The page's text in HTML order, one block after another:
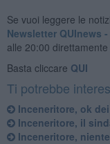
Se vuoi leggere le
Newsletter QUInews
alle 20:00
Basta cliccare QUI
Ti potrebbe
Inceneritore, ok
Inceneritore, il
Inceneritore,